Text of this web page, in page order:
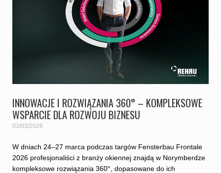
INNOWACJE I ROZWIĄZANIA 360° – KOMPLEKSOWE
WSPARCIE DLA ROZWOJU BIZNESU
03/03/2026
W dniach 24–27 marca podczas targów Fensterbau Frontale
2026 profesjonaliści z branży okiennej znajdą w Norymberdze
kompleksowe rozwiązania 360°, dopasowane do ich